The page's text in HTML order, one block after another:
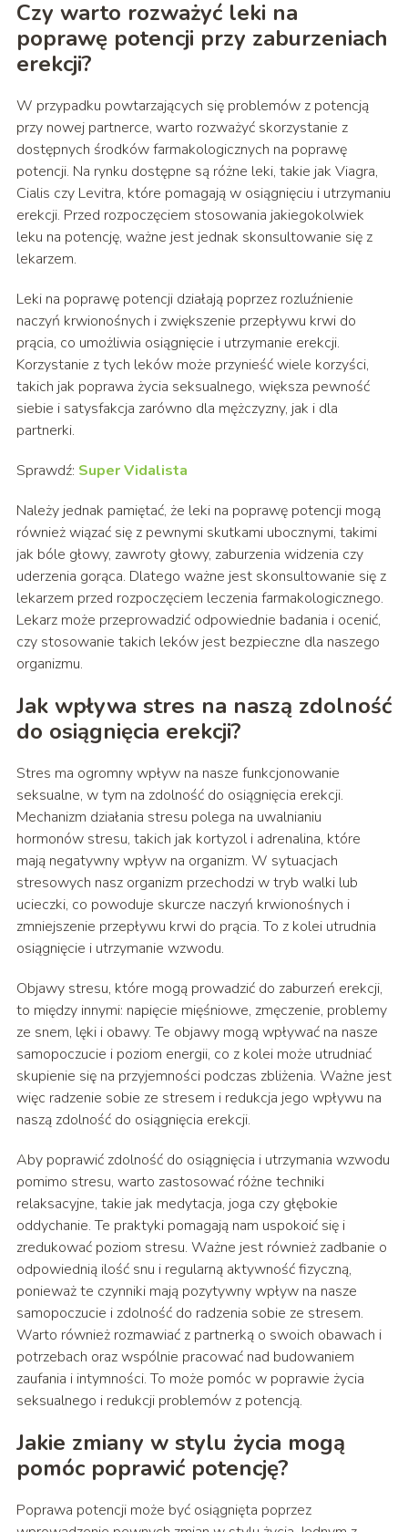
Czy warto rozważyć leki na
poprawę potencji przy zaburzeniach
erekcji?
W przypadku powtarzających się problemów z potencją
przy nowej partnerce, warto rozważyć skorzystanie z
dostępnych środków farmakologicznych na poprawę
potencji. Na rynku dostępne są różne leki, takie jak Viagra,
Cialis czy Levitra, które pomagają w osiągnięciu i utrzymaniu
erekcji. Przed rozpoczęciem stosowania jakiegokolwiek
leku na potencję, ważne jest jednak skonsultowanie się z
lekarzem.
Leki na poprawę potencji działają poprzez rozluźnienie
naczyń krwionośnych i zwiększenie przepływu krwi do
prącia, co umożliwia osiągnięcie i utrzymanie erekcji.
Korzystanie z tych leków może przynieść wiele korzyści,
takich jak poprawa życia seksualnego, większa pewność
siebie i satysfakcja zarówno dla mężczyzny, jak i dla
partnerki.
Sprawdź: Super Vidalista
Należy jednak pamiętać, że leki na poprawę potencji mogą
również wiązać się z pewnymi skutkami ubocznymi, takimi
jak bóle głowy, zawroty głowy, zaburzenia widzenia czy
uderzenia gorąca. Dlatego ważne jest skonsultowanie się z
lekarzem przed rozpoczęciem leczenia farmakologicznego.
Lekarz może przeprowadzić odpowiednie badania i ocenić,
czy stosowanie takich leków jest bezpieczne dla naszego
organizmu.
Jak wpływa stres na naszą zdolność
do osiągnięcia erekcji?
Stres ma ogromny wpływ na nasze funkcjonowanie
seksualne, w tym na zdolność do osiągnięcia erekcji.
Mechanizm działania stresu polega na uwalnianiu
hormonów stresu, takich jak kortyzol i adrenalina, które
mają negatywny wpływ na organizm. W sytuacjach
stresowych nasz organizm przechodzi w tryb walki lub
ucieczki, co powoduje skurcze naczyń krwionośnych i
zmniejszenie przepływu krwi do prącia. To z kolei utrudnia
osiągnięcie i utrzymanie wzwodu.
Objawy stresu, które mogą prowadzić do zaburzeń erekcji,
to między innymi: napięcie mięśniowe, zmęczenie, problemy
ze snem, lęki i obawy. Te objawy mogą wpływać na nasze
samopoczucie i poziom energii, co z kolei może utrudniać
skupienie się na przyjemności podczas zbliżenia. Ważne jest
więc radzenie sobie ze stresem i redukcja jego wpływu na
naszą zdolność do osiągnięcia erekcji.
Aby poprawić zdolność do osiągnięcia i utrzymania wzwodu
pomimo stresu, warto zastosować różne techniki
relaksacyjne, takie jak medytacja, joga czy głębokie
oddychanie. Te praktyki pomagają nam uspokoić się i
zredukować poziom stresu. Ważne jest również zadbanie o
odpowiednią ilość snu i regularną aktywność fizyczną,
ponieważ te czynniki mają pozytywny wpływ na nasze
samopoczucie i zdolność do radzenia sobie ze stresem.
Warto również rozmawiać z partnerką o swoich obawach i
potrzebach oraz wspólnie pracować nad budowaniem
zaufania i intymności. To może pomóc w poprawie życia
seksualnego i redukcji problemów z potencją.
Jakie zmiany w stylu życia mogą
pomóc poprawić potencję?
Poprawa potencji może być osiągnięta poprzez